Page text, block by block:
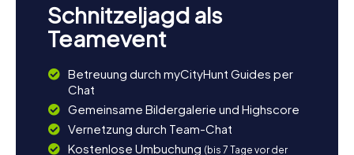
Schnitzeljagd als
Teamevent
Betreuung durch myCityHunt Guides per
Chat
Gemeinsame Bildergalerie und Highscore
Vernetzung durch Team-Chat
Kostenlose Umbuchung (bis 7 Tage vor der